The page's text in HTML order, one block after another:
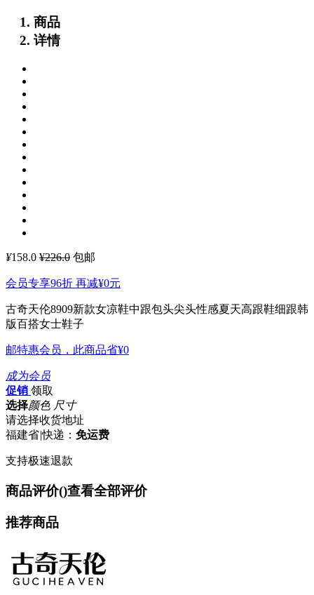
商品
详情
¥158.0 ¥226.0 包邮
会员专享96折 再减¥0元
古奇天伦8909新款女凉鞋中跟包头尖头性感夏天高跟鞋细跟韩
版百搭女士鞋子
邮特惠会员，此商品省¥0
成为会员
促销 领取
选择颜色 尺寸
请选择收货地址
福建省|快递： 免运费
支持极速退款
商品评价()查看全部评价
推荐商品